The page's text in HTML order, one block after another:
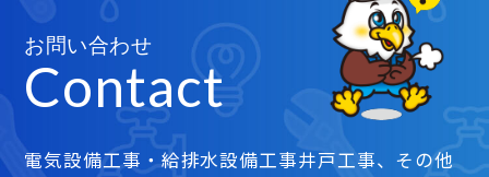
お問い合わせ
Contact
電気設備工事・給排水設備工事井戸工事、その他